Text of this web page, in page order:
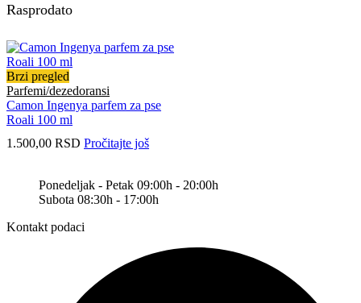
Rasprodato
Brzi pregled
Parfemi/dezedoransi
Camon Ingenya parfem za pse
Roali 100 ml
1.500,00 RSD Pročitajte još
Ponedeljak - Petak 09:00h - 20:00h
Subota 08:30h - 17:00h
Kontakt podaci